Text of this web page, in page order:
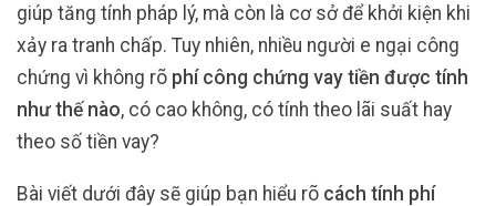
giúp tăng tính pháp lý, mà còn là cơ sở để khởi kiện khi
xảy ra tranh chấp. Tuy nhiên, nhiều người e ngại công
chứng vì không rõ phí công chứng vay tiền được tính
như thế nào, có cao không, có tính theo lãi suất hay
theo số tiền vay?
Bài viết dưới đây sẽ giúp bạn hiểu rõ cách tính phí